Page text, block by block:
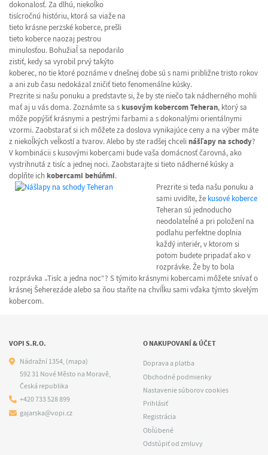
dokonalosť. Za dlhú, niekoľko
tisícročnú históriu, ktorá sa viaže na
tieto krásne perzské koberce, prešli
tieto koberce naozaj pestrou
minulosťou. Bohužiaľ sa nepodarilo
zistiť, kedy sa vyrobil prvý takýto
koberec, no tie ktoré poznáme v dnešnej dobe sú s nami približne tristo rokov
a ani zub času nedokázal zničiť tieto fenomenálne kúsky.
Prezrite si našu ponuku a predstavte si, že by ste niečo tak nádherného mohli
mať aj u vás doma. Zoznámte sa skusovým kobercom Teheran, ktorý sa
môže popýšiť krásnymi a pestrými farbami a s dokonalými orientálnymi
vzormi. Zaobstarať si ich môžete za doslova vynikajúce ceny a na výber máte
z niekoľkých veľkostí a tvarov. Alebo by ste radšej chcelinášľapy na schody?
V kombinácii s kusovými kobercami bude vaša domácnosť čarovná, ako
vystrihnutá z tisíc a jednej noci. Zaobstarajte si tieto nádherné kúsky a
doplňte ich kobercami behúňmi.
Prezrite si teda našu ponuku a
sami uvidíte, že kusové koberce
Teheran sú jednoducho
neodolateľné a pri položení na
podlahu perfektne doplnia
každý interiér, v ktorom si
potom budete pripadať ako v
rozprávke. Že by to bola
rozprávka „Tisíc a jedna noc“? S týmito krásnymi kobercami môžete snívať o
krásnej Šeherezáde alebo sa ňou staňte na chvíľku sami vďaka týmto skvelým
kobercom.
VOPI S.R.O.
Nádražní 1354,(mapa)
592 31 Nové Město na Moravě,
Česká republika
+420 733 528 899
gajarska@vopi.cz
O NAKUPOVANÍ & ÚČET
Doprava a platba
Obchodné podmienky
Nastavenie súborov cookies
Prihlásiť
Registrácia
Obľúbené
Odstúpiť od zmluvy